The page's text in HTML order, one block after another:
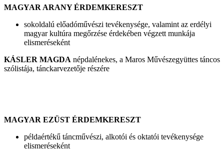
MAGYAR ARANY ÉRDEMKERESZT
sokoldalú előadóművészi tevékenysége, valamint az erdélyi
magyar kultúra megőrzése érdekében végzett munkája
elismeréseként
KÁSLER MAGDA népdalénekes, a Maros Művészegyüttes táncos
szólistája, tánckarvezetője részére
MAGYAR EZÜST ÉRDEMKERESZT
példaértékű táncművészi, alkotói és oktatói tevékenysége
elismeréseként